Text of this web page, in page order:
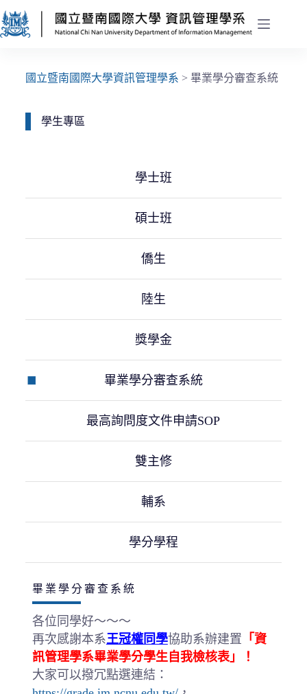
國立暨南國際大學資訊管理學系 > 畢業學分審查系統
學生專區
學士班
碩士班
僑生
陸生
獎學金
畢業學分審查系統
最高詢問度文件申請SOP
雙主修
輔系
學分學程
畢業學分審查系統
各位同學好～～～
再次感謝本系王冠權同學協助系辦建置 「資
訊管理學系畢業學分學生自我檢核表」！
大家可以撥冗點選連結：